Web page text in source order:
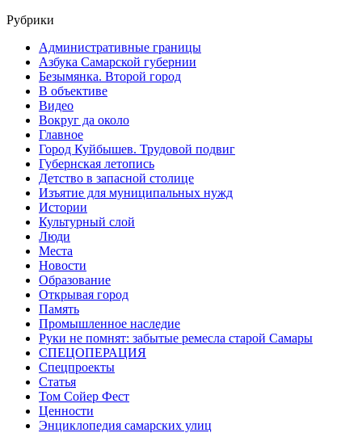
Рубрики
Административные границы
Азбука Самарской губернии
Безымянка. Второй город
В объективе
Видео
Вокруг да около
Главное
Город Куйбышев. Трудовой подвиг
Губернская летопись
Детство в запасной столице
Изъятие для муниципальных нужд
Истории
Культурный слой
Люди
Места
Новости
Образование
Открывая город
Память
Промышленное наследие
Руки не помнят: забытые ремесла старой Самары
СПЕЦОПЕРАЦИЯ
Спецпроекты
Статья
Том Сойер Фест
Ценности
Энциклопедия самарских улиц